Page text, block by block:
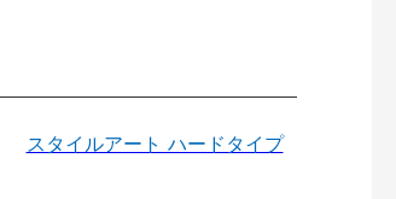
スタイルアート ハードタイプ